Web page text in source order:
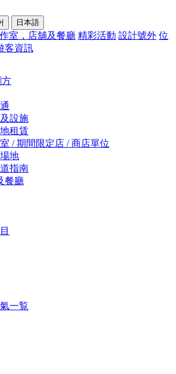
日本語
室，店舖及餐廳 精彩活動 設計號外 位
客資訊
方
設施
租賃
/ 期間限定店 / 商店單位
地
指南
餐廳
一覧